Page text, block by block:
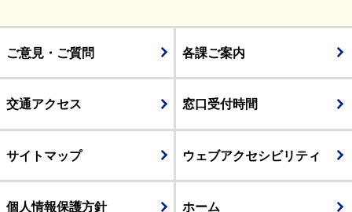
ご意見・ご質問 各課ご案内
交通アクセス 窓口受付時間
サイトマップ ウェブアクセシビリティ
個人情報保護方針 ホーム